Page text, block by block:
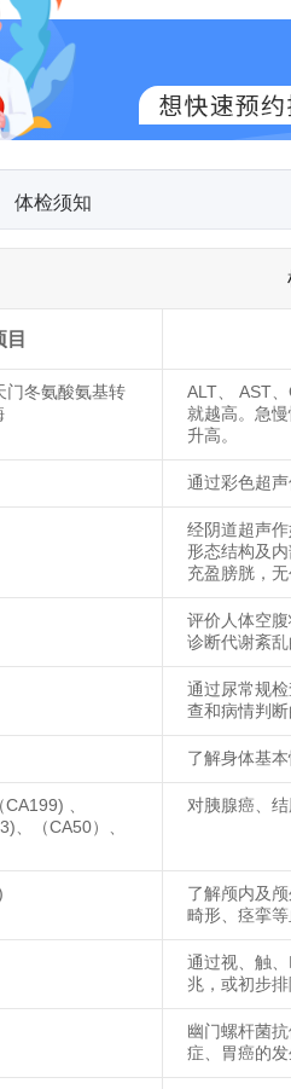
体检须知
目
门冬氨酸氨基转
ALT、 AST
就越高。急
升高。
通过彩色超
经阴道超声
形态结构及
充盈膀胱，
评价人体空
诊断代谢紊乱
通过尿常规
查和病情判
了解身体基
、
、（CA50）、
对胰腺癌、
了解颅内及
畸形、痉挛
通过视、触
兆，或初步排
幽门螺杆菌
症、胃癌的发